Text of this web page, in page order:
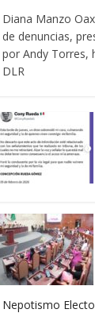
Diana Manzo
de denuncias,
por Andy Torres,
DLR
Nepotismo